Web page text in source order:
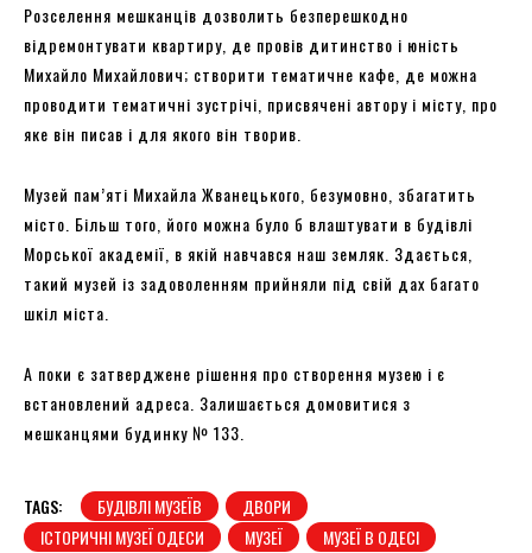
Розселення мешканців дозволить безперешкодно
відремонтувати квартиру, де провів дитинство і юність
Михайло Михайлович; створити тематичне кафе, де можна
проводити тематичні зустрічі, присвячені автору і місту, про
яке він писав і для якого він творив.
Музей пам’яті Михайла Жванецького, безумовно, збагатить
місто. Більш того, його можна було б влаштувати в будівлі
Морської академії, в якій навчався наш земляк. Здається,
такий музей із задоволенням прийняли під свій дах багато
шкіл міста.
А поки є затверджене рішення про створення музею і є
встановлений адреса. Залишається домовитися з
мешканцями будинку № 133.
TAGS: БУДІВЛІ МУЗЕЇВ
ДВОРИ
ІСТОРИЧНІ МУЗЕЇ ОДЕСИ
МУЗЕЇ МУЗЕЇ В ОДЕСІ